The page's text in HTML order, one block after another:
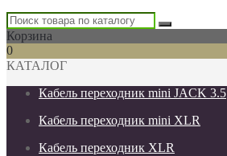
Корзина
0
КАТАЛОГ
Кабель переходник mini JACK 3.5
Кабель переходник mini XLR
Кабель переходник XLR